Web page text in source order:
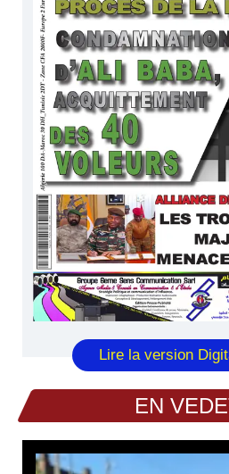
Lire la version
EN